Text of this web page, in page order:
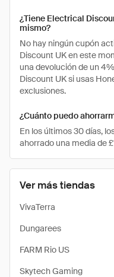
Ver más tiendas
VivaTerra
Dungarees
FARM Rio US
Skytech Gaming
¿Tiene Electrical
mismo?
No hay ningún cupón
Discount UK en este
una devolución de un
Discount UK si usas
exclusiones.
¿Cuánto puedo
En los últimos 30 días,
ahorrado una media de